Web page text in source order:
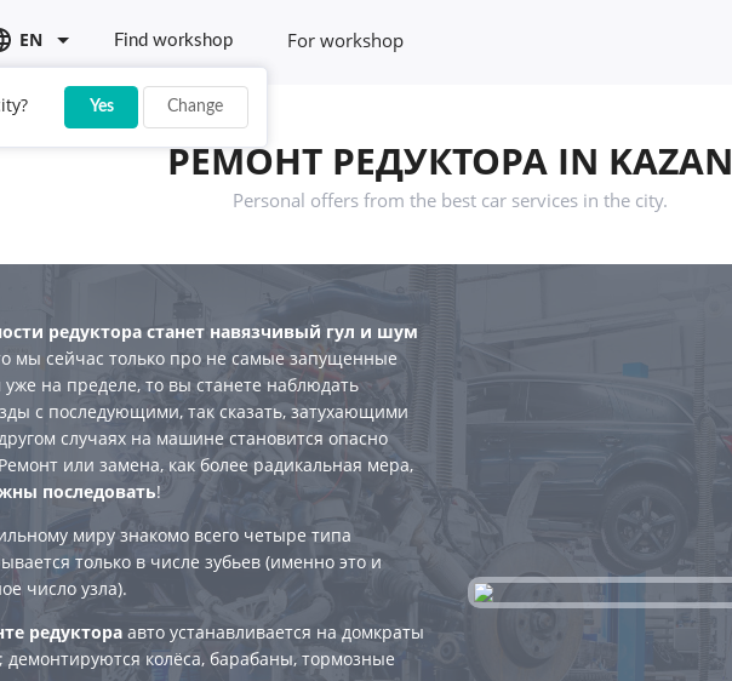
Yes Change
EN Find workshop For workshop
РЕМОНТ РЕДУКТОРА IN KAZAN
Personal offers from the best car services in the city.
редуктора станет навязчивый гул и шум
мы сейчас только про не самые запущенные
уже на пределе, то вы станете наблюдать
с последующими, так сказать, затухающими
случаях на машине становится опасно
или замена, как более радикальная мера,
последовать!
миру знакомо всего четыре типа
только в числе зубьев (именно это и
число узла).
редуктора авто устанавливается на домкраты
демонтируются колёса, барабаны, тормозные